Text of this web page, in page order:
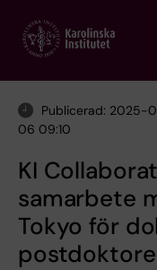
main
Publicerad: 2025-
06 09:10
KI
samarbete
Tokyo för